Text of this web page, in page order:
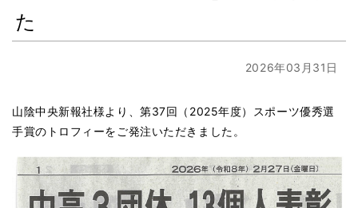
た
2026年03月31日
山陰中央新報社様より、第37回（2025年度）スポーツ優秀選
手賞のトロフィーをご発注いただきました。